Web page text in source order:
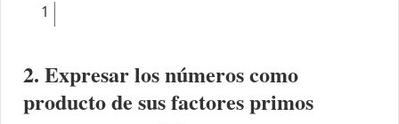
1
2. Expresar los números como
producto de sus factores primos